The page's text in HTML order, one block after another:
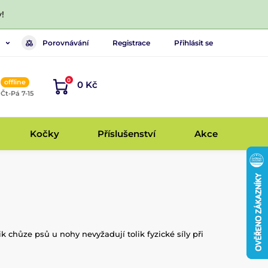
Porovnávání Registrace Přihlásit se
offline
Pá 7-15
0 0 Kč
Kočky Příslušenství Akce
chůze psů u nohy nevyžadují tolik fyzické síly při